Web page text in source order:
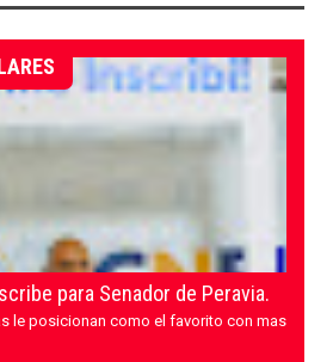
para Senador de Peravia.
le posicionan como el favorito con mas